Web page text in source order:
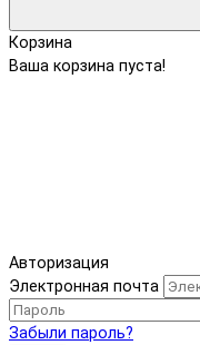
Корзина
Ваша корзина пуста!
Авторизация
Электронная почта
Забыли пароль?